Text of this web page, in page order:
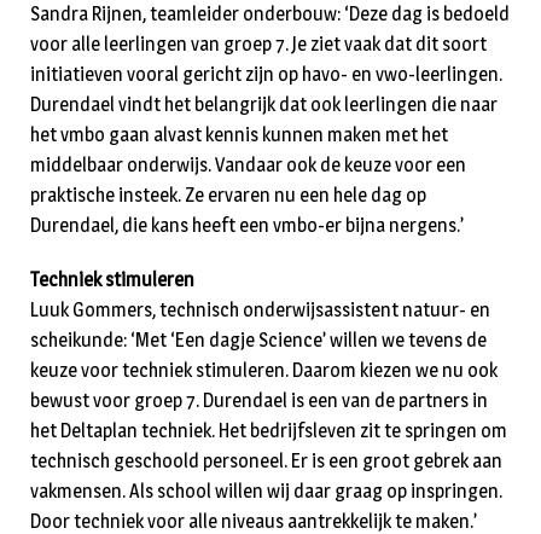
Sandra Rijnen, teamleider onderbouw: ‘Deze dag is bedoeld
voor alle leerlingen van groep 7. Je ziet vaak dat dit soort
initiatieven vooral gericht zijn op havo- en vwo-leerlingen.
Durendael vindt het belangrijk dat ook leerlingen die naar
het vmbo gaan alvast kennis kunnen maken met het
middelbaar onderwijs. Vandaar ook de keuze voor een
praktische insteek. Ze ervaren nu een hele dag op
Durendael, die kans heeft een vmbo-er bijna nergens.’
Techniek stimuleren
Luuk Gommers, technisch onderwijsassistent natuur- en
scheikunde: ‘Met ‘Een dagje Science’ willen we tevens de
keuze voor techniek stimuleren. Daarom kiezen we nu ook
bewust voor groep 7. Durendael is een van de partners in
het Deltaplan techniek. Het bedrijfsleven zit te springen om
technisch geschoold personeel. Er is een groot gebrek aan
vakmensen. Als school willen wij daar graag op inspringen.
Door techniek voor alle niveaus aantrekkelijk te maken.’